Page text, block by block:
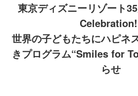
東京ディズニーリゾート
世界の子どもたちにハピネ
きプログラム“Smiles for
らせ